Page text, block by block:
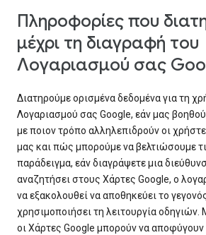
Πληροφορίες που
μέχρι τη διαγραφή του
Λογαριασμού σας
Διατηρούμε ορισμένα δεδομένα για τη
Λογαριασμού σας Google, εάν μας
με ποιον τρόπο αλληλεπιδρούν οι
μας και πώς μπορούμε να βελτιώσουμε
παράδειγμα, εάν διαγράψετε μια
αναζητήσει στους Χάρτες Google, ο
να εξακολουθεί να αποθηκεύει το
χρησιμοποιήσει τη λειτουργία οδηγιών.
οι Χάρτες Google μπορούν να